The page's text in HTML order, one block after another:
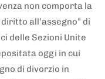
non comporta la
all’assegno” di
delle Sezioni Unite
oggi in cui
di divorzio in